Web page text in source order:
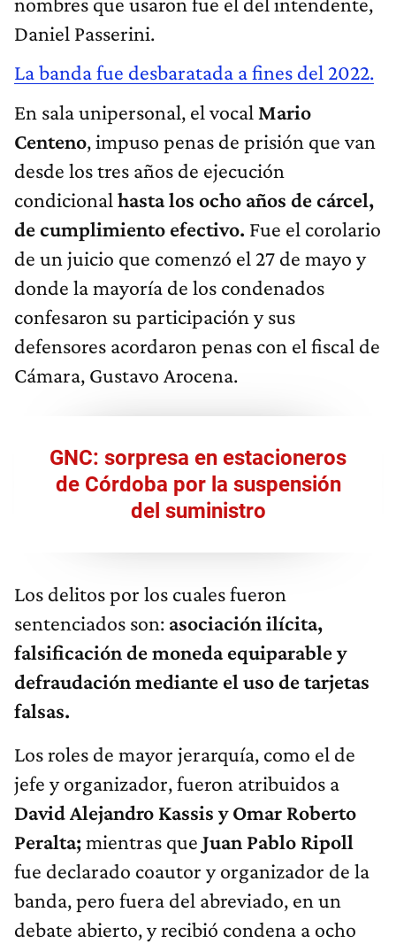
Daniel Passerini.
La banda fue desbaratada a fines del 2022.
En sala unipersonal, el vocal Mario
Centeno, impuso penas de prisión que van
desde los tres años de ejecución
condicional hasta los ocho años de cárcel,
de cumplimiento efectivo. Fue el corolario
de un juicio que comenzó el 27 de mayo y
donde la mayoría de los condenados
confesaron su participación y sus
defensores acordaron penas con el fiscal de
Cámara, Gustavo Arocena.
GNC: sorpresa en estacioneros
de Córdoba por la suspensión
del suministro
Los delitos por los cuales fueron
sentenciados son: asociación ilícita,
falsificación de moneda equiparable y
defraudación mediante el uso de tarjetas
falsas.
Los roles de mayor jerarquía, como el de
jefe y organizador, fueron atribuidos a
David Alejandro Kassis y Omar Roberto
Peralta;mientras que Juan Pablo Ripoll
fue declarado coautor y organizador de la
banda, pero fuera del abreviado, en un
debate abierto, y recibió condena a ocho